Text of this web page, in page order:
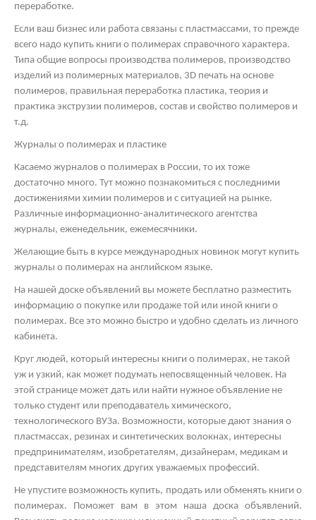
переработке.
Если ваш бизнес или работа связаны с пластмассами, то прежде
всего надо купить книги о полимерах справочного характера.
Типа общие вопросы производства полимеров, производство
изделий из полимерных материалов, 3D печать на основе
полимеров, правильная переработка пластика, теория и
практика экструзии полимеров, состав и свойство полимеров и
т.д.
Журналы о полимерах и пластике
Касаемо журналов о полимерах в России, то их тоже
достаточно много. Тут можно познакомиться с последними
достижениями химии полимеров и с ситуацией на рынке.
Различные информационно-аналитического агентства
журналы, еженедельник, ежемесячники.
Желающие быть в курсе международных новинок могут купить
журналы о полимерах на английском языке.
На нашей доске объявлений вы можете бесплатно разместить
информацию о покупке или продаже той или иной книги о
полимерах. Все это можно быстро и удобно сделать из личного
кабинета.
Круг людей, который интересны книги о полимерах, не такой
уж и узкий, как может подумать непосвященный человек. На
этой странице может дать или найти нужное объявление не
только студент или преподаватель химического,
технологического ВУЗа. Возможности, которые дают знания о
пластмассах, резинах и синтетических волокнах, интересны
предпринимателям, изобретателям, дизайнерам, медикам и
представителям многих других уважаемых профессий.
Не упустите возможность купить, продать или обменять книги о
полимерах. Поможет вам в этом наша доска объявлений.